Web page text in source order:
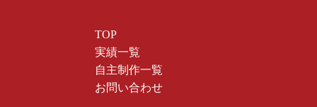
TOP
実績一覧
自主制作一覧
お問い合わせ